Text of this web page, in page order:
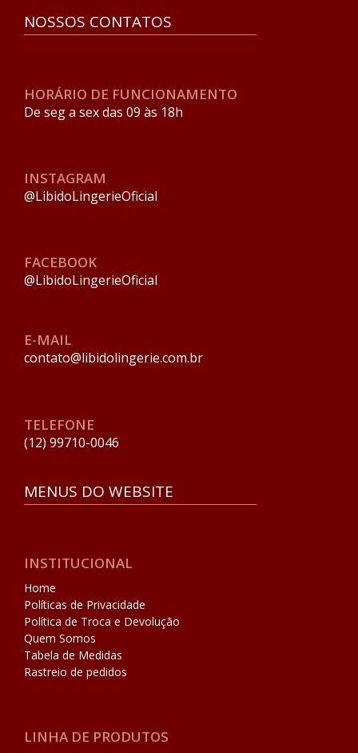
NOSSOS CONTATOS
HORÁRIO DE FUNCIONAMENTO
De seg a sex das 09 às 18h
INSTAGRAM
@LibidoLingerieOficial
FACEBOOK
@LibidoLingerieOficial
E-MAIL
contato@libidolingerie.com.br
TELEFONE
(12) 99710-0046
MENUS DO WEBSITE
INSTITUCIONAL
Home
Políticas de Privacidade
Política de Troca e Devolução
Quem Somos
Tabela de Medidas
Rastreio de pedidos
LINHA DE PRODUTOS